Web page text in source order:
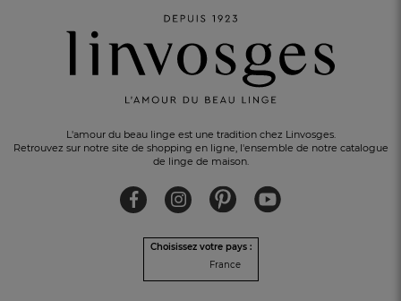
L'amour du beau linge est une tradition chez Linvosges.
Retrouvez sur notre site de shopping en ligne, l'ensemble de notre catalogue
de linge de maison.
Choisissez votre pays :
France